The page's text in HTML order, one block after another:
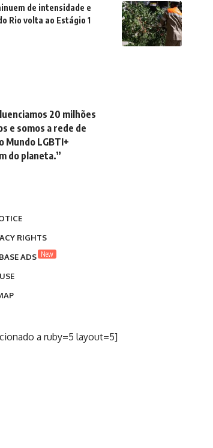
de intensidade e
Rio volta ao Estágio 1
20 milhões
e somos a rede de
Mundo LGBTI+
do planeta.”
RIGHTS
ADS New
a ruby=5 layout=5]